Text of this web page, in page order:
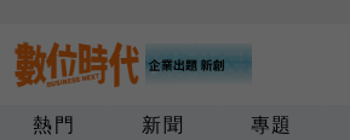
熱門 新聞 專題